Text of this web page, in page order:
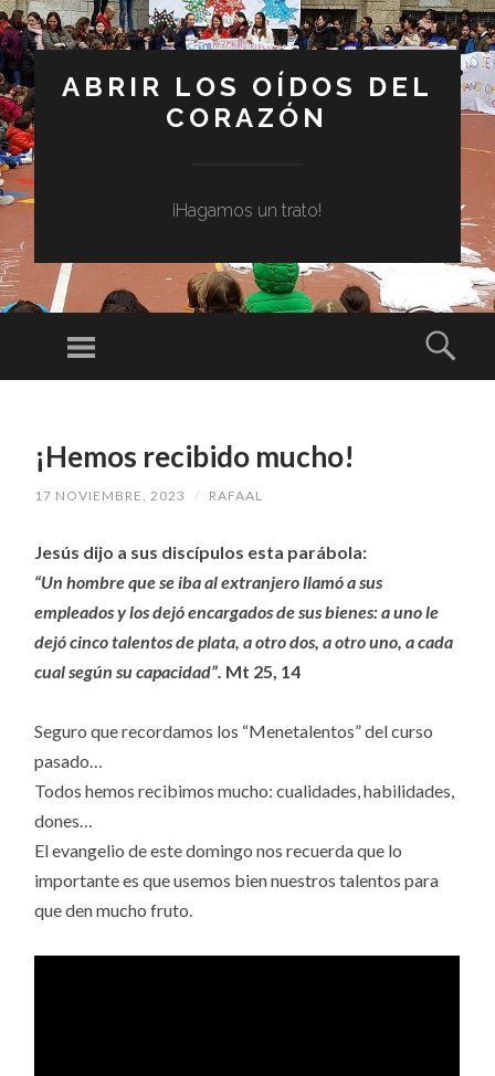
ABRIR LOS OÍDOS DEL
CORAZÓN
¡Hagamos un trato!
Menú
CONTENIDO
¡Hemos recibido mucho!
17 NOVIEMBRE, 2023 / RAFAAL
Jesús dijo a sus discípulos esta parábola:
“Un hombre que se iba al extranjero llamó a sus
empleados y los dejó encargados de sus bienes: a uno le
dejó cinco talentos de plata, a otro dos, a otro uno, a cada
cual según su capacidad”. Mt 25, 14
Seguro que recordamos los “Menetalentos” del curso
pasado…
Todos hemos recibimos mucho: cualidades, habilidades,
dones…
El evangelio de este domingo nos recuerda que lo
importante es que usemos bien nuestros talentos para
que den mucho fruto.